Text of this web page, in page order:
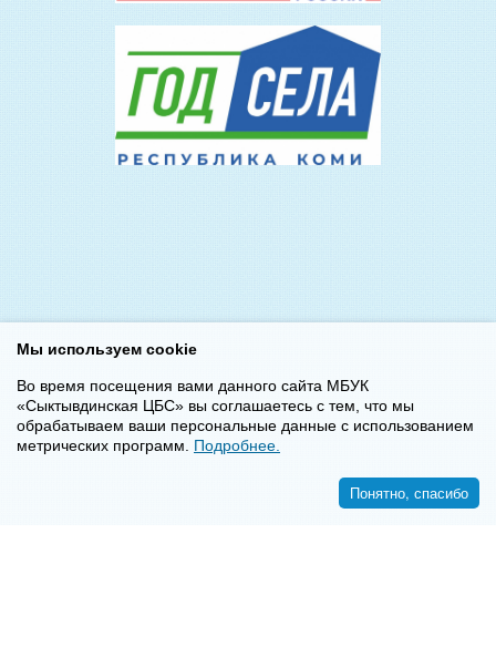
Мы используем cookie
Во время посещения вами данного сайта МБУК
«Сыктывдинская ЦБС» вы соглашаетесь с тем, что мы
обрабатываем ваши персональные данные с использованием
метрических программ. Подробнее.
Понятно, спасибо